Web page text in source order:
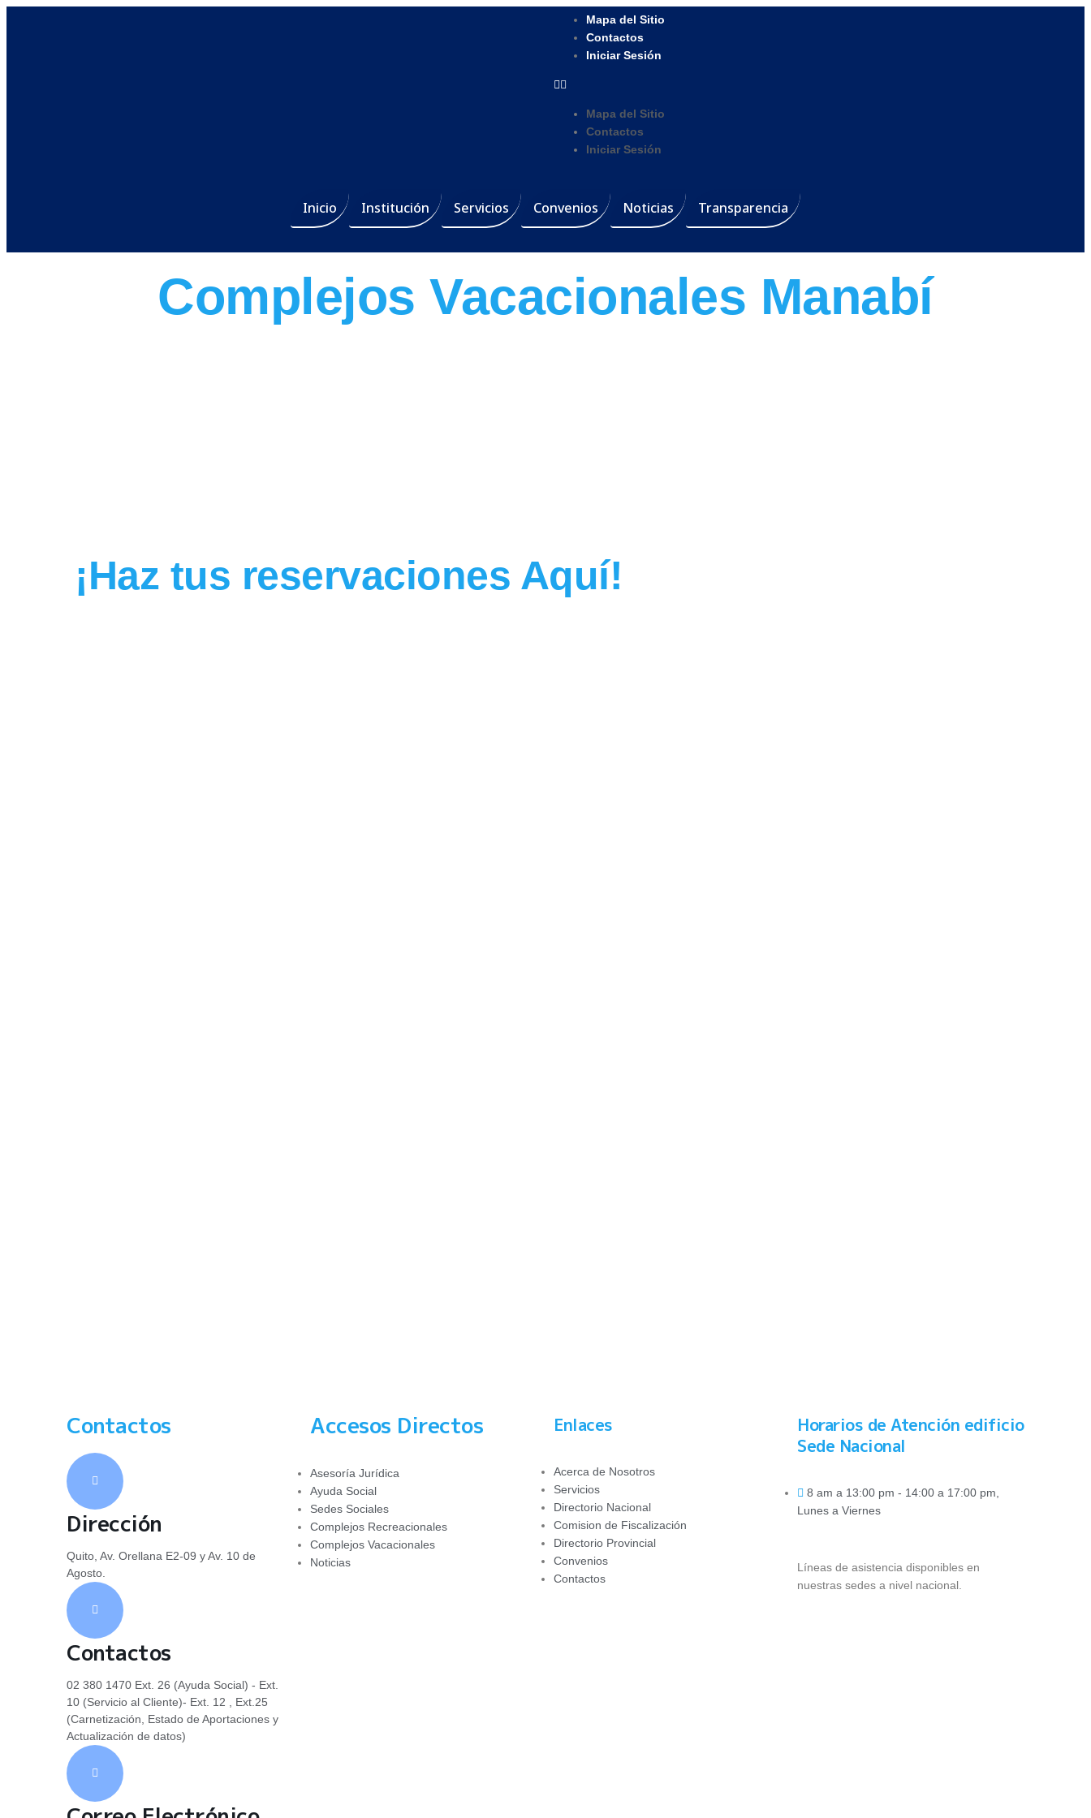
Mapa del Sitio
Contactos
Iniciar Sesión
Mapa del Sitio
Contactos
Iniciar Sesión
Inicio Institución Servicios Convenios Noticias Transparencia
Complejos Vacacionales Manabí
¡Haz tus reservaciones Aquí!
Contactos
Dirección
Quito, Av. Orellana E2-09 y Av. 10 de
Agosto.
Contactos
02 380 1470 Ext. 26 (Ayuda Social) - Ext.
10 (Servicio al Cliente)- Ext. 12 , Ext.25
(Carnetización, Estado de Aportaciones y
Actualización de datos)
Accesos Directos
Asesoría Jurídica
Ayuda Social
Sedes Sociales
Complejos Recreacionales
Complejos Vacacionales
Noticias
Enlaces
Acerca de Nosotros
Servicios
Directorio Nacional
Comision de Fiscalización
Directorio Provincial
Convenios
Contactos
Horarios de Atención edificio
Sede Nacional
8 am a 13:00 pm - 14:00 a 17:00 pm,
Lunes a Viernes
Líneas de asistencia disponibles en
nuestras sedes a nivel nacional.